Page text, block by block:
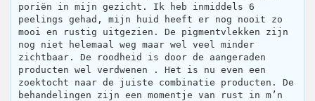
poriën in mijn gezicht. Ik heb inmiddels 6
peelings gehad, mijn huid heeft er nog nooit zo
mooi en rustig uitgezien. De pigmentvlekken zijn
nog niet helemaal weg maar wel veel minder
zichtbaar. De roodheid is door de aangeraden
producten wel verdwenen . Het is nu even een
zoektocht naar de juiste combinatie producten. De
behandelingen zijn een momentje van rust in m’n